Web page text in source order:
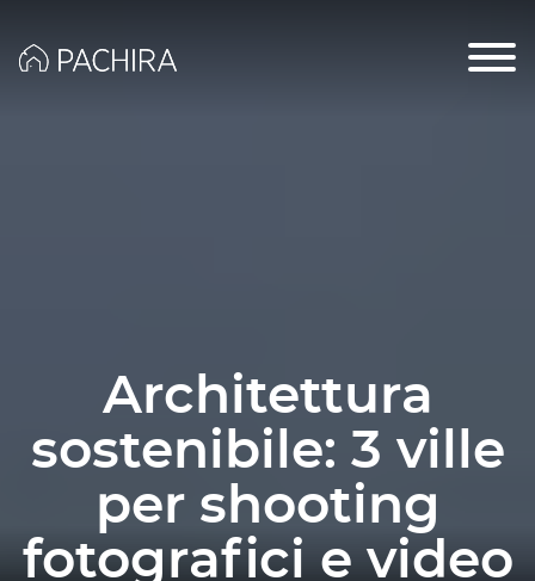
Architettura
sostenibile: 3 ville
per shooting
fotografici e video